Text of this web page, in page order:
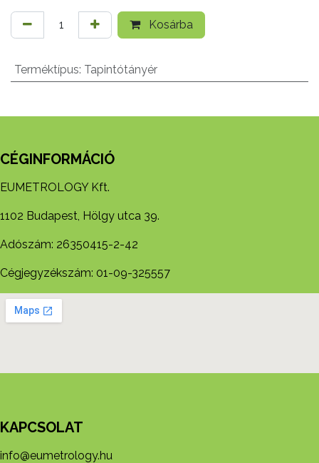
Kosárba
Terméktípus: Tapintótányér
CÉGINFORMÁCIÓ
EUMETROLOGY Kft.
1102 Budapest, Hölgy utca 39.
Adószám: 26350415-2-42
Cégjegyzékszám: 01-09-325557
KAPCSOLAT
info@eumetrology.hu